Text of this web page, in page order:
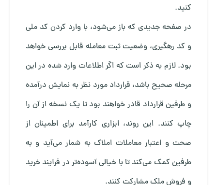
کنید.
در صفحه جدیدی که باز می‌شود، با وارد کردن کد ملی
و کد رهگیری، وضعیت ثبت معامله قابل بررسی خواهد
بود. لازم به ذکر است که اگر اطلاعات وارد شده در این
مرحله صحیح باشد، قرارداد مورد نظر به نمایش درآمده
و طرفین قرارداد قادر خواهند بود تا یک نسخه از آن را
چاپ کنند. این روند، ابزاری کارآمد برای اطمینان از
صحت و اعتبار معاملات املاک به شمار می‌آید و به
طرفین کمک می‌کند تا با خیالی آسوده‌تر در فرآیند خرید
و فروش ملک مشارکت کنند.